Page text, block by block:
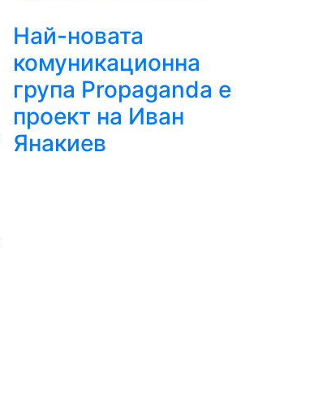
Най-новата
комуникационна
група Propaganda е
проект на Иван
Янакиев